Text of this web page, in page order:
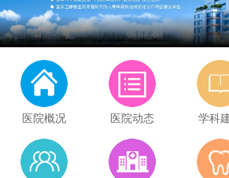
医院概况 医院动态 学科